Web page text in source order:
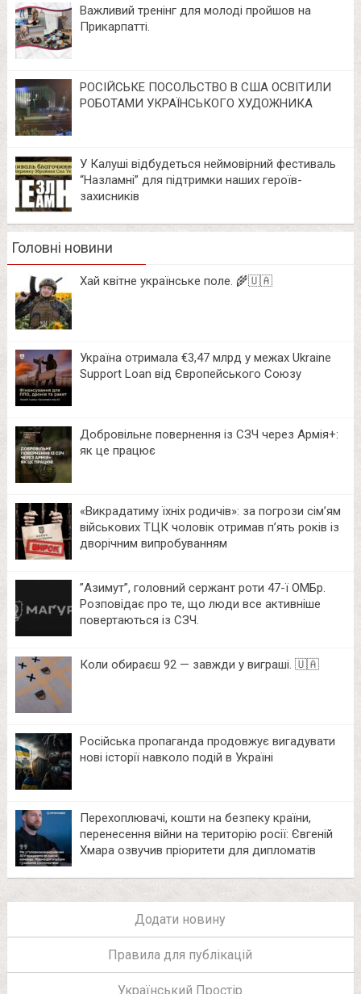
Важливий тренінг для молоді пройшов на
Прикарпатті.
РОСІЙСЬКЕ ПОСОЛЬСТВО В США ОСВІТИЛИ
РОБОТАМИ УКРАЇНСЬКОГО ХУДОЖНИКА
У Калуші відбудеться неймовірний фестиваль
“Назламні” для підтримки наших героїв-
захисників
Головні новини
Хай квітне українське поле. 🌾🇺🇦
Україна отримала €3,47 млрд у межах Ukraine
Support Loan від Європейського Союзу
Добровільне повернення із СЗЧ через Армія+:
як це працює
«Викрадатиму їхніх родичів»: за погрози сім’ям
військових ТЦК чоловік отримав п’ять років із
дворічним випробуванням
⁨”Азимут”, головний сержант роти 47-ї ОМБр.
Розповідає про те, що люди все активніше
повертаються із СЗЧ.
Коли обираєш 92 — завжди у виграші. 🇺🇦
Російська пропаганда продовжує вигадувати
нові історії навколо подій в Україні
Перехоплювачі, кошти на безпеку країни,
перенесення війни на територію росії: Євгеній
Хмара озвучив пріоритети для дипломатів
Додати новину
Правила для публікацій
Український Простір